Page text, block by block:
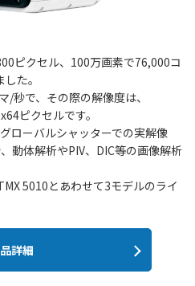
ピクセル、100万画素で76,000コ
た。
秒で、その際の解像度は、
ピクセルです。
ローバルシャッターでの実解像
動体解析やPIV、DIC等の画像解析
5010とあわせて3モデルのライ
詳細